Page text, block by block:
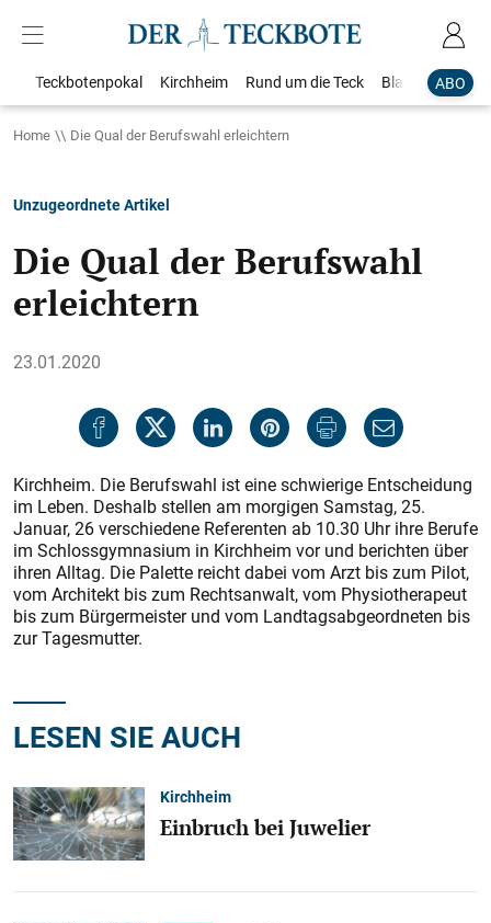
ABO
Teckbotenpokal Kirchheim Rund um die Teck Blaulicht
Home Die Qual der Berufswahl erleichtern
Unzugeordnete Artikel
Die Qual der Berufswahl
erleichtern
23.01.2020
Kirchheim. Die Berufswahl ist eine schwierige Entscheidung
im Leben. Deshalb stellen am morgigen Samstag, 25.
Januar, 26 verschiedene Referenten ab 10.30 Uhr ihre Berufe
im Schlossgymnasium in Kirchheim vor und berichten über
ihren Alltag. Die Palette reicht dabei vom Arzt bis zum Pilot,
vom Architekt bis zum Rechtsanwalt, vom Physiotherapeut
bis zum Bürgermeister und vom Landtagsabgeordneten bis
zur Tagesmutter.
LESEN SIE AUCH
Kirchheim
Einbruch bei Juwelier